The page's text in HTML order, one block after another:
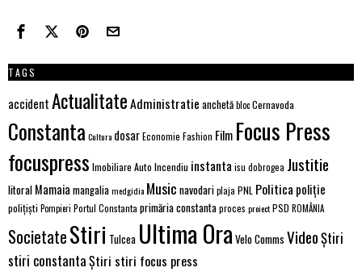
TAGS
accidentActualitateAdministratie anchetăblocCernavoda
Constanta Cultura dosarEconomie Fashion Film Focus Press
focuspress Imobiliare Auto Incendiu instanta isu dobrogea Justitie
litoral Mamaia mangaliamedgidia Music navodariplaja PNL Politica poliție
polițiști Pompieri Portul Constanta primăria constantaproces proiectPSD ROMÂNIA
SocietateStiri Tulcea Ultima Ora Velo Comms VideoȘtiri
stiri constantaȘtiri stiri focus press